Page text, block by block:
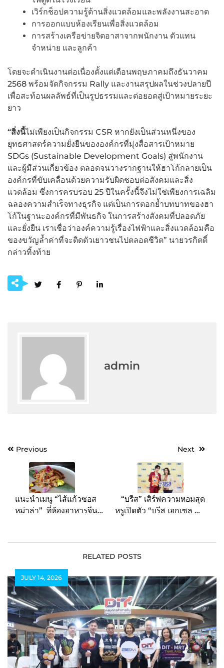
เวิร์กช็อปความรู้ด้านสิ่งแวดล้อมและพลังงานสะอาด
การออกแบบห้องเรียนเพื่อสิ่งแวดล้อม
การสร้างเครือข่ายจิตอาสาจากพนักงาน ตัวแทน
จำหน่าย และลูกค้า
โดยจะดำเนินงานต่อเนื่องตั้งแต่เดือนพฤษภาคมถึงธันวาคม
2568 พร้อมจัดกิจกรรม Rally และงานสรุปผลในช่วงปลายปี
เพื่อสะท้อนผลลัพธ์ที่เป็นรูปธรรมและต่อยอดสู่เป้าหมายระยะ
ยาว
“สิ่งนี้ไม่เพียงเป็นกิจกรรม CSR หากยังเป็นส่วนหนึ่งของ
ยุทธศาสตร์ความยั่งยืนขององค์กรที่มุ่งสื่อสารเป้าหมาย
SDGs (Sustainable Development Goals) สู่พนักงาน
และผู้มีส่วนเกี่ยวข้อง ตลอดจนวางรากฐานให้ฮาโก้กลายเป็น
องค์กรที่ขับเคลื่อนด้วยความรับผิดชอบต่อสังคมและสิ่ง
แวดล้อม ซึ่งการครบรอบ 25 ปีในครั้งนี้จึงไม่ใช่เพียงการเฉลิม
ฉลองความสำเร็จทางธุรกิจ แต่เป็นการตอกย้ำบทบาทของฮา
โก้ในฐานะองค์กรที่มีพันธกิจ ในการสร้างสังคมที่ปลอดภัย
และยั่งยืน เราเชื่อว่าองค์ความรู้เรื่องไฟฟ้าและสิ่งแวดล้อมคือ
ของขวัญล้ำค่าที่จะติดตัวเยาวชนไปตลอดชีวิต” นายวรกิตติ์
กล่าวทิ้งท้าย
admin
PostPrevious
แนะนำเมนู “ไส้แก้วซอส
หม่าล่า” ที่ห้องอาหารจีน
Next
“บรีส” เสิร์ฟความหอมสุด
หรูเปิดตัว “บรีส เอกเซล ซิก
แท่นพรีเซนเตอร์คนใหม่
เอ็กซ์คลูซีฟ ในงาน
“BREEZE EXCEL
SIGNATURE : SCENT
CLUB”
RELATED POSTS
JULY 14, 2026